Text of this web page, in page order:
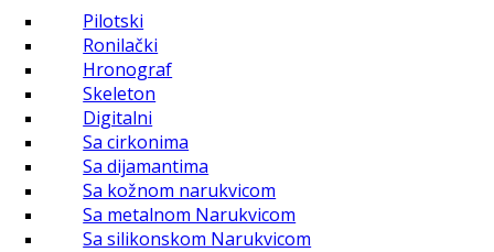
Pilotski
Ronilački
Hronograf
Skeleton
Digitalni
Sa cirkonima
Sa dijamantima
Sa kožnom narukvicom
Sa metalnom Narukvicom
Sa silikonskom Narukvicom